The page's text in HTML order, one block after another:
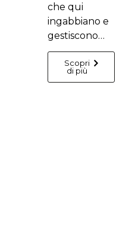
che qui
ingabbiano e
gestiscono…
Scopri
di più